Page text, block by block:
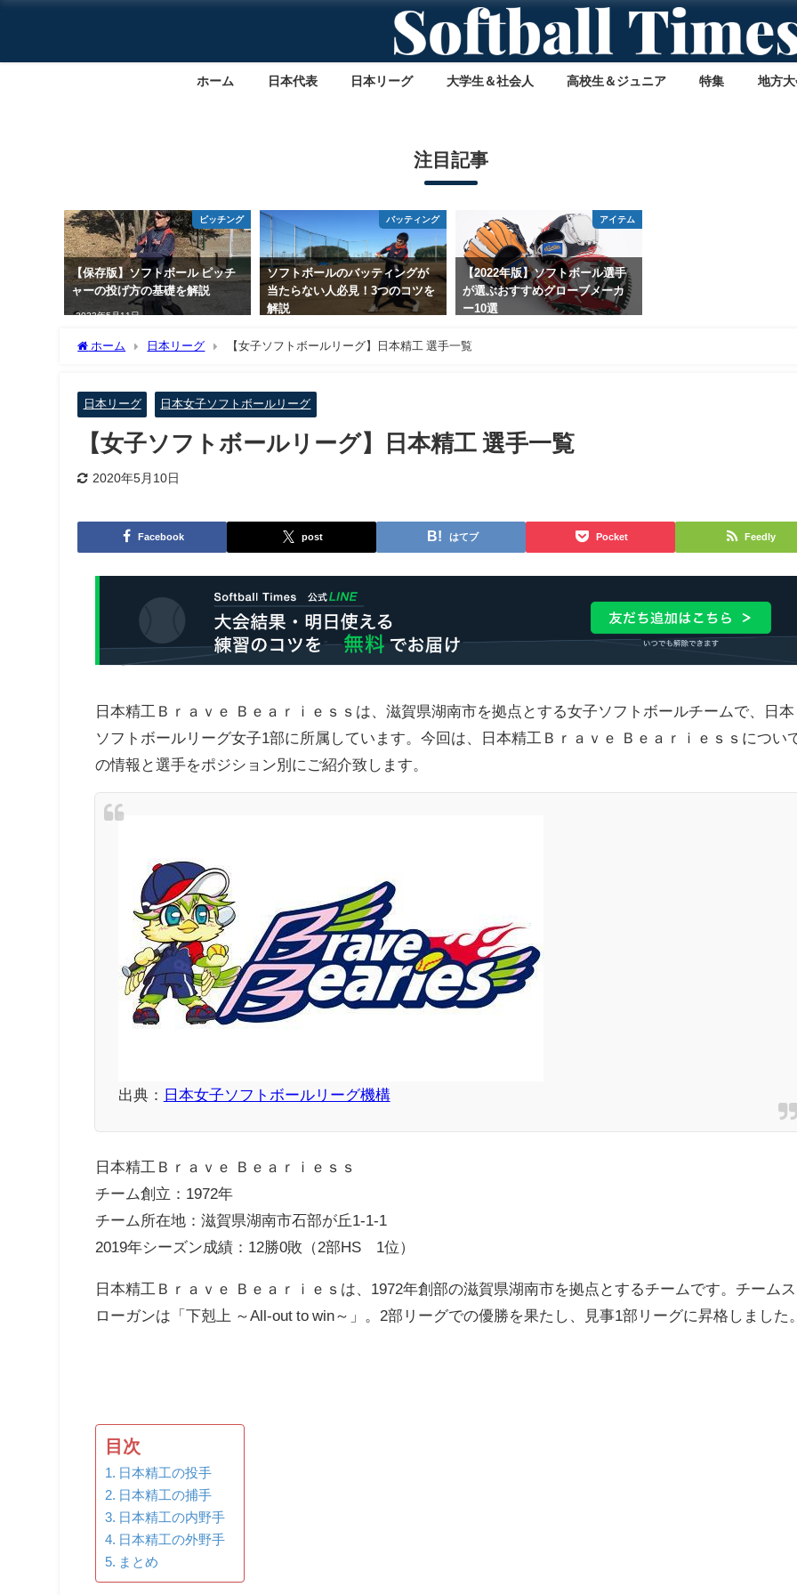
ホーム 日本代表 日本リーグ 大学生＆社会人 高校生＆ジュニア 特集 地方
注目記事
ピッチング
【保存版】ソフトボール ピッチ
ャーの投げ方の基礎を解説
2023年5月11日
バッティング
ソフトボールのバッティングが
当たらない人必見！3つのコツを
解説
アイテム
【2022年版】ソフトボール選手
が選ぶおすすめグローブメーカ
ー10選
ホーム 日本リーグ 【女子ソフトボールリーグ】日本精工 選手一覧
日本リーグ 日本女子ソフトボールリーグ
【女子ソフトボールリーグ】日本精工 選手一覧
2020年5月10日
Facebook post はてブ Pocket Feedly
日本精工Ｂｒａｖｅ Ｂｅａｒｉｅｓｓは、滋賀県湖南市を拠点とする女子ソフトボールチームで、日本
ソフトボールリーグ女子1部に所属しています。今回は、日本精工Ｂｒａｖｅ Ｂｅａｒｉｅｓｓについ
の情報と選手をポジション別にご紹介致します。
出典： 日本女子ソフトボールリーグ機構
日本精工Ｂｒａｖｅ Ｂｅａｒｉｅｓｓ
チーム創立：1972年
チーム所在地：滋賀県湖南市石部が丘1-1-1
2019年シーズン成績：12勝0敗（2部HS 1位）
日本精工Ｂｒａｖｅ Ｂｅａｒｉｅｓは、1972年創部の滋賀県湖南市を拠点とするチームです。チームス
ローガンは「下剋上 ～All-out to win～」。2部リーグでの優勝を果たし、見事1部リーグに昇格しました
目次
日本精工の投手
日本精工の捕手
日本精工の内野手
日本精工の外野手
まとめ